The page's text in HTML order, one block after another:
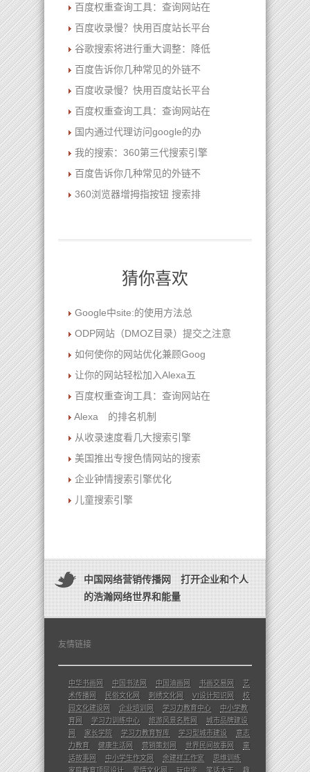
百度权重查询工具：查询网站在
百度收录慢？快用百度站长平台
谷歌搜索将进行重大调整：降低
百度告诉你几种常见的外链不
百度收录慢？快用百度站长平台
百度权重查询工具：查询网站在
国内通过代理访问google的办
我的搜索：360第三代搜索引擎
百度告诉你几种常见的外链不
360浏览器增拇指按钮 搜索排
猜你喜欢
Google中site:的使用方法总
ODP网站（DMOZ目录）提交之注意
如何使你的网站优化兼顾Goog
让你的网站轻松加入Alexa五
百度权重查询工具：查询网站在
Alexa 的排名机制
从收录速度看几大搜索引擎
美国推出专搜色情网站的搜索
企业钟情搜索引擎优化
儿童搜索引擎
中国网络营销传播网 打开企业和个人
的浩瀚网络世界和能量
友情链接
中华书画网 中国书法网 中国油画网 书画交易网
艺
术传播网
民俗文化网 刺绣文化网 VI设计知识网
校
园文化建设网
企业培训网 学习力教育中心
中小学教
育网
学习力训练中心 旅游风景名胜网
城市品牌建设
网
家长学院 学习力教育智库 学习型城市建设
意志
力教育
健康生活网 营销策划网 世界民间故事网
童
话故事网
中小学生作文网 余建祥工作室
思维训练
家庭教育顶层设计
爱情文化网 玩中学 笑话大王 趣